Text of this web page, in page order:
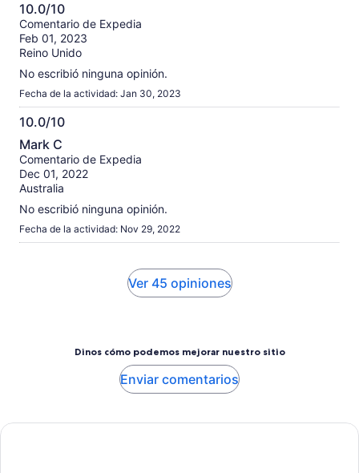
10.0/10
10.0
de
10
Comentario de Expedia
Feb 01, 2023
Reino Unido
No escribió ninguna opinión.
Fecha de la actividad: Jan 30, 2023
10.0/10
10.0
de
10
Mark C
Comentario de Expedia
Dec 01, 2022
Australia
No escribió ninguna opinión.
Fecha de la actividad: Nov 29, 2022
Ver 45 opiniones
Dinos cómo podemos mejorar nuestro sitio
Enviar comentarios